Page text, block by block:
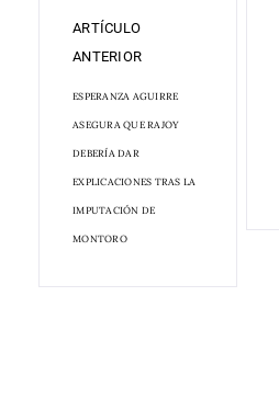
ARTÍCULO
ANTERIOR
ESPERANZA AGUIRRE
ASEGURA QUE RAJOY
DEBERÍA DAR
EXPLICACIONES TRAS LA
IMPUTACIÓN DE
MONTORO